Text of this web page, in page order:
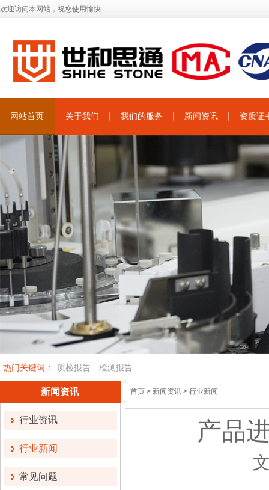
欢迎访问本网站，祝您使用愉快
网站首页 关于我们 我们的服务 新闻资讯 资质证
热门关键词： 质检报告 检测报告
新闻资讯
行业资讯
行业新闻
常见问题
首页 > 新闻资讯 > 行业新闻
产品